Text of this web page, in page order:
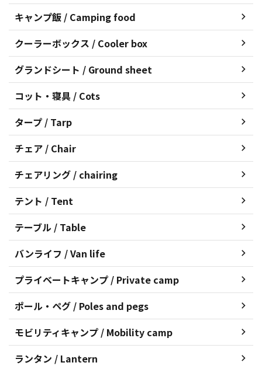
キャンプ飯 / Camping food
クーラーボックス / Cooler box
グランドシート / Ground sheet
コット・寝具 / Cots
タープ / Tarp
チェア / Chair
チェアリング / chairing
テント / Tent
テーブル / Table
バンライフ / Van life
プライベートキャンプ / Private camp
ポール・ペグ / Poles and pegs
モビリティキャンプ / Mobility camp
ランタン / Lantern